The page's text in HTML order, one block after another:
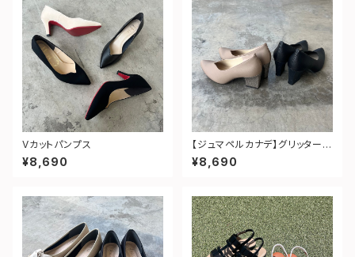
Vカットパンプス
¥8,690
【ジュマペルカナデ】グリッターヒ
ールVカットパンプス
¥8,690